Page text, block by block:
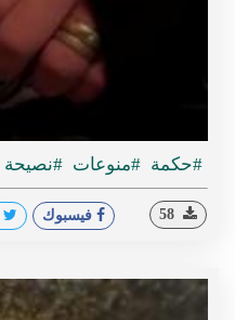
#حكمة #منوعات #نصيحة
فيسبوك